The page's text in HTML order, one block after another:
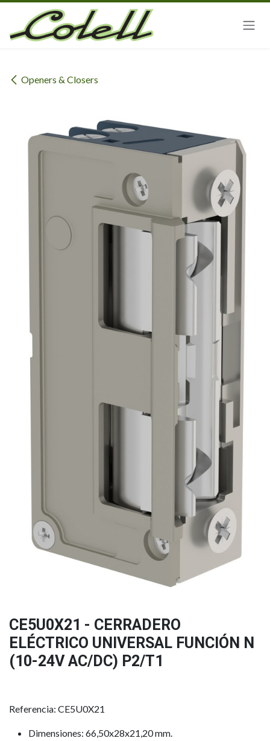
Ir al contenido
Openers & Closers
CE5U0X21 - CERRADERO
ELÉCTRICO UNIVERSAL FUNCIÓN N
(10-24V AC/DC) P2/T1
Referencia: CE5U0X21
Dimensiones: 66,50x28x21,20 mm.